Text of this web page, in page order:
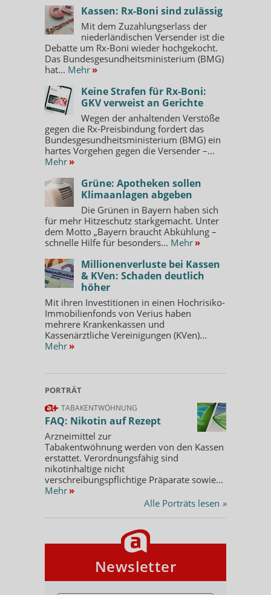
Kassen: Rx-Boni sind zulässig
Mit dem Zuzahlungserlass der
niederländischen Versender ist die
Debatte um Rx-Boni wieder hochgekocht.
Das Bundesgesundheitsministerium (BMG)
hat... Mehr »
Keine Strafen für Rx-Boni:
GKV verweist an Gerichte
Wegen der anhaltenden Verstöße
gegen die Rx-Preisbindung fordert das
Bundesgesundheitsministerium (BMG) ein
hartes Vorgehen gegen die Versender –...
Mehr »
Grüne: Apotheken sollen
Klimaanlagen abgeben
Die Grünen in Bayern haben sich
für mehr Hitzeschutz starkgemacht. Unter
dem Motto „Bayern braucht Abkühlung –
schnelle Hilfe für besonders... Mehr »
Millionenverluste bei Kassen
& KVen: Schaden deutlich
höher
Mit ihren Investitionen in einen Hochrisiko-
Immobilienfonds von Verius haben
mehrere Krankenkassen und
Kassenärztliche Vereinigungen (KVen)...
Mehr »
PORTRÄT
TABAKENTWÖHNUNG
FAQ: Nikotin auf Rezept
Arzneimittel zur
Tabakentwöhnung werden von den Kassen
erstattet. Verordnungsfähig sind
nikotinhaltige nicht
verschreibungspflichtige Präparate sowie...
Mehr »
Alle Porträts lesen »
Newsletter